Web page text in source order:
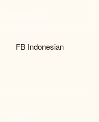
FB Indonesian